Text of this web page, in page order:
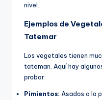
nivel.
Ejemplos de
Tatemar
Los vegetales tienen
tateman. Aquí hay
probar:
Pimientos: Asados a la